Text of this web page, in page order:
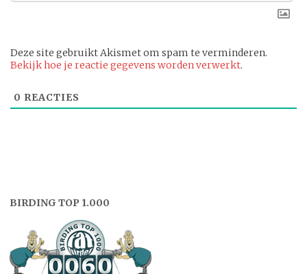
Deze site gebruikt Akismet om spam te verminderen.
Bekijk hoe je reactie gegevens worden verwerkt.
0 REACTIES
BIRDING TOP 1.000